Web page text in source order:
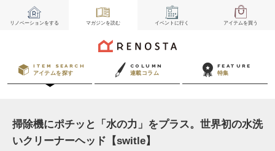
リノベーションをする マガジンを読む イベント に行く アイテムを買う
ITEM SEARCH
アイテムを探す
COLUMN
連載コラム
FEATURE
特集
掃除機にポチッと「水の力」をプラス。世界初の水洗
いクリーナーヘッド【switle】